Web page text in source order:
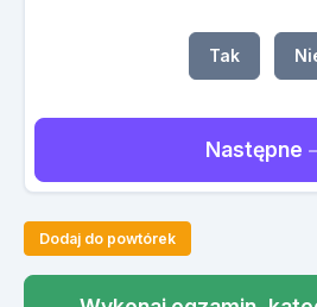
Tak
Następne
Dodaj do powtórek